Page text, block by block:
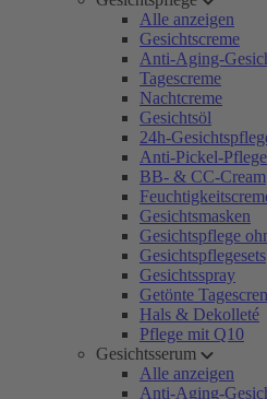
Alle anzeigen
Gesichtscreme
Anti-Aging-
Tagescreme
Nachtcreme
Gesichtsöl
24h-
Anti-Pickel-Pflege
BB- & CC-Cream
Gesichtsmasken
Gesichtspflege
Gesichtspflegesets
Gesichtsspray
Getönte
Hals & Dekolleté
Pflege mit Q10
Gesichtsserum
Alle anzeigen
Anti-Aging-